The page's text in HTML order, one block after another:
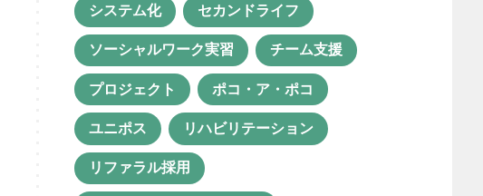
やりがい イベント
キャリアアップ クラウド化
グループホームルーチェ
グレー児 コミュニケーション
コミュニケーション活性化
システム化 セカンドライフ
ソーシャルワーク実習 チーム支援
プロジェクト ポコ・ア・ポコ
ユニポス リハビリテーション
リファラル採用